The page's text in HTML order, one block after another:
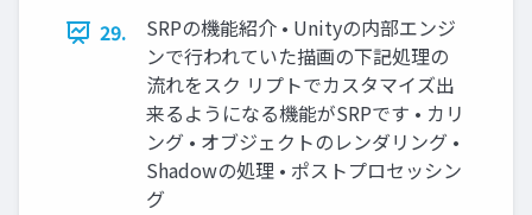
29.
SRPの機能紹介 • Unityの内部エンジ
ンで行われていた描画の下記処理の
流れをスク リプトでカスタマイズ出
来るようになる機能がSRPです • カリ
ング • オブジェクトのレンダリング •
Shadowの処理 • ポストプロセッシン
グ